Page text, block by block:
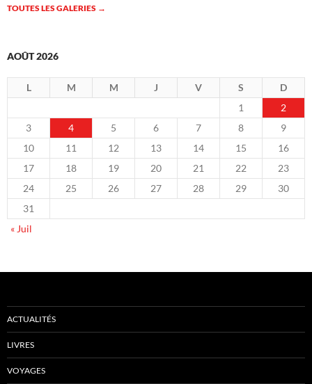
TOUTES LES GALERIES →
AOÛT 2026
L M M J V S
D
1
2
3
4 5 6 7 8
9
10
11 12 13 14 15
16
17
18 19 20 21 22
23
24
25 26 27 28 29
30
31
« Juil
ACTUALITÉS
LIVRES
VOYAGES